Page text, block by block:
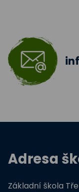
Šablony II.
Šablony
Celé Česko
Moderní
ZŠ Třeboň,
Adresa
Základní škola